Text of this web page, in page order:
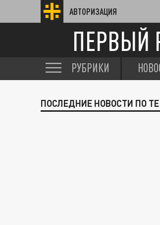
АВТОРИЗАЦИЯ
ПЕРВЫЙ
РУБРИКИ
ПОСЛЕДНИЕ НОВОСТИ ПО